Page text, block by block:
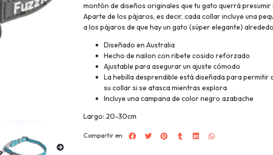
montón de diseños originales que tu gato querrá presumir
Aparte de los pájaros, es decir, cada collar incluye una
a los pájaros de que hay un gato (súper elegante)
Diseñado en Australia
Hecho de nailon con ribete cosido reforzado
Ajustable para asegurar un ajuste cómodo
La hebilla desprendible está diseñada para permitir
su collar si se atasca mientras explora
Incluye una campana de color negro azabache
Largo: 20-30cm
Compartir en: